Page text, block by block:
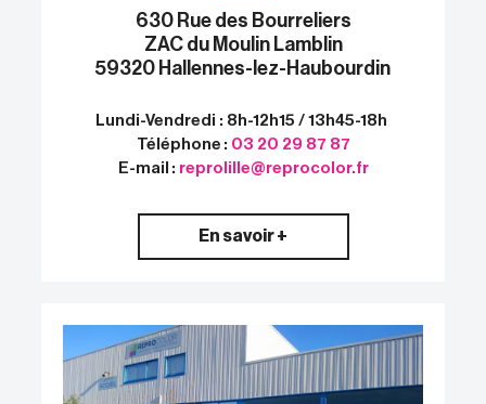
630 Rue des Bourreliers
ZAC du Moulin Lamblin
59320 Hallennes-lez-Haubourdin
Lundi-Vendredi : 8h-12h15 / 13h45-18h
Téléphone : 03 20 29 87 87
E-mail : reprolille@reprocolor.fr
En savoir +